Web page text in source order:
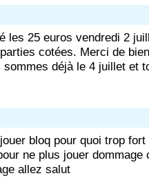
les 25 euros vendredi 2
cotées. Merci de
sommes déjà le 4 juillet et
bloq pour quoi trop
ne plus jouer dommage
allez salut